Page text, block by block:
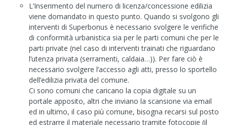
L’Inserimento del numero di licenza/concessione edilizia
viene domandato in questo punto. Quando si svolgono gli
interventi di Superbonus è necessario svolgere le verifiche
di conformità urbanistica sia per le parti comuni che per le
parti private (nel caso di interventi trainati che riguardano
l’utenza privata (serramenti, caldaia…)). Per fare ciò è
necessario svolgere l’accesso agli atti, presso lo sportello
dell’edilizia privata del comune.
Ci sono comuni che caricano la copia digitale su un
portale apposito, altri che inviano la scansione via email
ed in ultimo, il caso più comune, bisogna recarsi sul posto
ed estrarre il materiale necessario tramite fotocopie (il